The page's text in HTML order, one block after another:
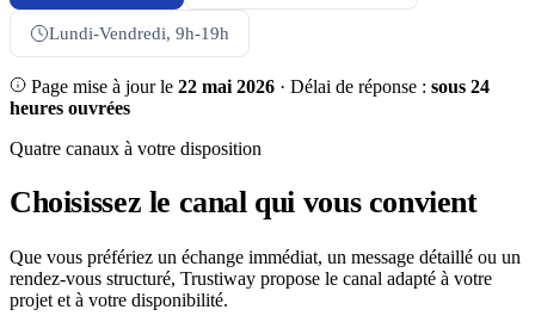
Lundi-Vendredi, 9h-19h
Page mise à jour le 22 mai 2026 · Délai de réponse : sous 24
heures ouvrées
Quatre canaux à votre disposition
Choisissez le canal qui vous convient
Que vous préfériez un échange immédiat, un message détaillé ou un
rendez-vous structuré, Trustiway propose le canal adapté à votre
projet et à votre disponibilité.